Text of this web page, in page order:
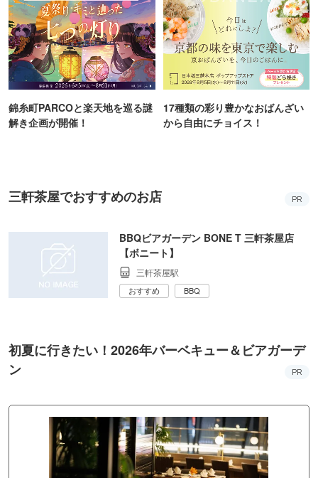
錦糸町PARCOと楽天地を巡る謎
解き企画が開催！
17種類の彩り豊かなおばんざい
から自由にチョイス！
三軒茶屋でおすすめのお店 PR
BBQビアガーデン BONE T 三軒茶屋店
【ボニート】
三軒茶屋駅
おすすめ BBQ
初夏に行きたい！2026年バーベキュー＆ビアガーデ
ン
PR